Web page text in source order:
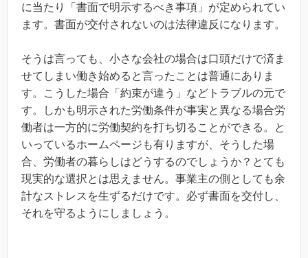
に当たり「書面で明示するべき事項」が定められてい
ます。書面が交付されないのは法律違反になります。
そうは言っても、小さな会社の場合は口頭だけで済ま
せてしまい働き始めると言ったことは普通にありま
す。こうした場合「約束が違う」などトラブルの元で
す。しかも明示された労働条件が事実と異なる場合労
働者は一方的に労働契約を打ち切ることができる。と
いっているホームページも有りますが、そうした場
合、労働者の暮らしはどうするのでしょうか？とても
現実的な選択とは思えません。事業主の側としても余
計なストレスを生ずるだけです。必ず書面を交付し、
それを守るようにしましょう。